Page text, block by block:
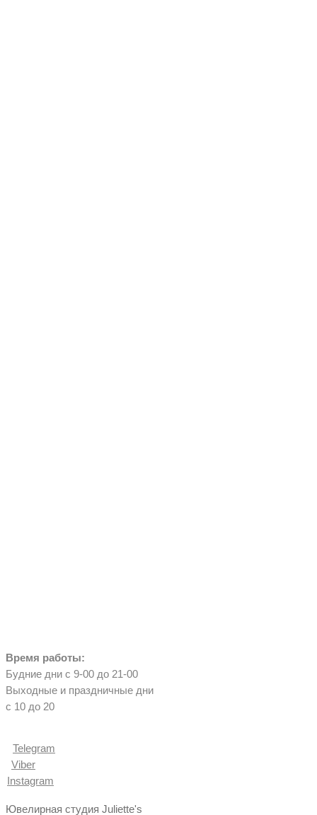
Время работы:
Будние дни с 9-00 до 21-00
Выходные и праздничные дни
с 10 до 20
Telegram
Viber
Instagram
Ювелирная студия Juliette's